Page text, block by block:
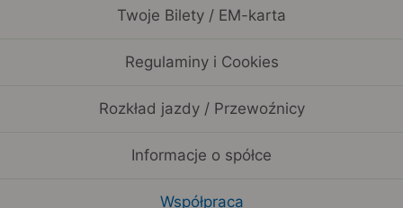
Twoje Bilety / EM-karta
Regulaminy i Cookies
Rozkład jazdy / Przewoźnicy
Informacje o spółce
Współpraca